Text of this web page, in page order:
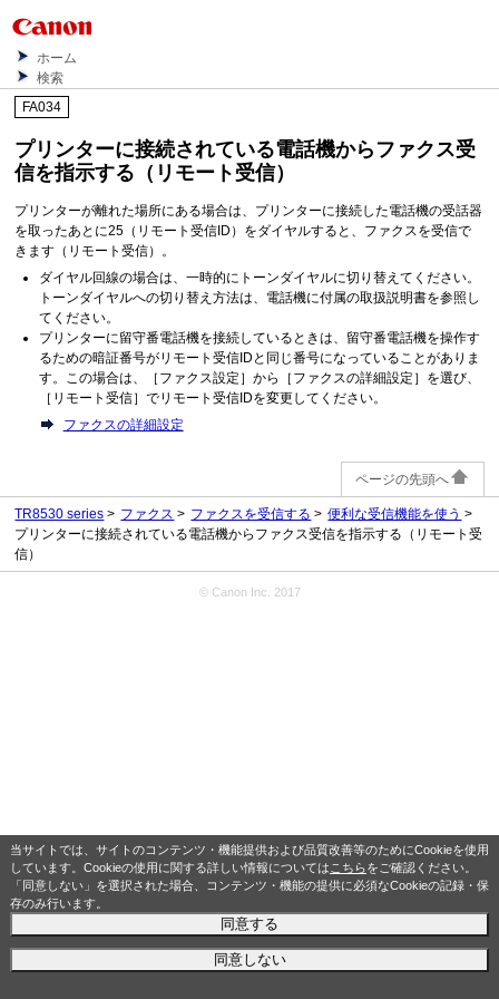
当サイトでは、サイトのコンテンツ・機能提供および品質改善等のためにCookieを使用
しています。Cookieの使用に関する詳しい情報については こちらをご確認ください。
「同意しない」を選択された場合、コンテンツ・機能の提供に必須なCookieの記録・保
存のみ行います。
同意する
同意しない
ホーム
検索
FA034
プリンターに接続されている電話機からファクス受
信を指示する（リモート受信）
プリンターが離れた場所にある場合は、プリンターに接続した電話機の受話器
を取ったあとに25（リモート受信ID）をダイヤルすると、ファクスを受信で
きます（リモート受信）。
ダイヤル回線の場合は、一時的にトーンダイヤルに切り替えてください。
トーンダイヤルへの切り替え方法は、電話機に付属の取扱説明書を参照し
てください。
プリンターに留守番電話機を接続しているときは、留守番電話機を操作す
るための暗証番号がリモート受信IDと同じ番号になっていることがありま
す。この場合は、［ ファクス設定 ］から［ ファクスの詳細設定 ］を選び、
［ リモート受信］でリモート受信IDを変更してください。
ファクスの詳細設定
ページの先頭へ
TR8530 series ファクス ファクスを受信する
便利な受信機能を使う
プリンターに接続されている電話機からファクス受信を指示する（リモート受
信）
© Canon Inc. 2017